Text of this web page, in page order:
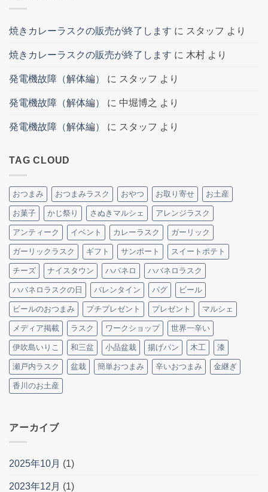
焼きカレーラスクの販売が終了します に スタッフ より
焼きカレーラスクの販売が終了します に 木村 より
発電機故障（解体編） に スタッフ より
発電機故障（解体編） に 中堀博之 より
発電機故障（解体編） に スタッフ より
TAG CLOUD
おつまみ おつまみラスク おやつ お取り寄せ お土産
お菓子 かじ祭り さぬきマルシェ アレンジラスク
アンティーク イベント カレーラスク ガーリック
ガーリックラスク ギフト サンポート スイートポテト
チーズ ナイスタウン ハバネロ ハバネロラスク
ハバネロラスクの日 バレンタイン パグ ビール
ビールのおつまみ プチプレゼント プレゼント マルシェ
メディア掲載 ラスク ワークショップ 世界一辛い
伊吹島いりこ 和三盆 小品盆栽 揚げパン 木工 漆
瀬戸内ラスク 盆栽 簡単おつまみ 辛いおつまみ 金継ぎ
香川のお土産
アーカイブ
2025年10月 (1)
2023年12月 (1)